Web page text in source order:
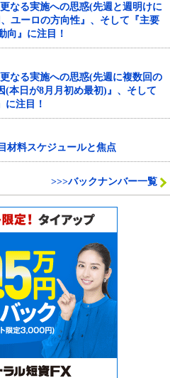
なる実施への思惑(先週と週明けに
ユーロの方向性』、そして『主要
向』に注目！
なる実施への思惑(先週に複数回の
(本日が8月月初め最初)』、そして
に注目！
材料スケジュールと焦点
>>>バックナンバー一覧